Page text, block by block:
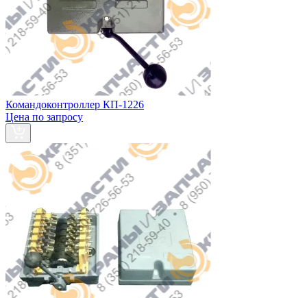
Командоконтроллер КП-1226
Цена по запросу